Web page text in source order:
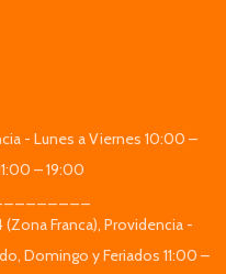
- Lunes a Viernes 10:00 –
– 19:00
Franca), Providencia -
Domingo y Feriados 11:00 –